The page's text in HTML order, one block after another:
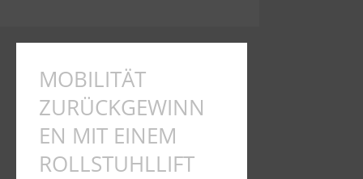
MOBILITÄT
ZURÜCKGEWINN
EN MIT EINEM
ROLLSTUHLLIFT